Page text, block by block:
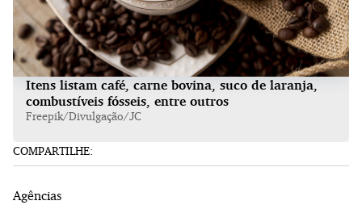
Itens listam café, carne bovina, suco de laranja,
combustíveis fósseis, entre outros
Freepik/Divulgação/JC
COMPARTILHE:
Agências